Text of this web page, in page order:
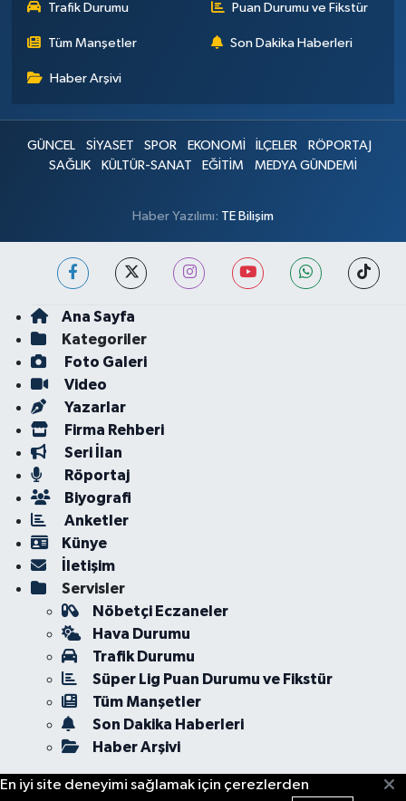
Trafik Durumu Puan Durumu ve Fikstür
Tüm Manşetler Son Dakika Haberleri
Haber Arşivi
GÜNCEL SİYASET SPOR EKONOMİ İLÇELER
RÖPORTAJ
SAĞLIK
KÜLTÜR-SANAT EĞİTİM MEDYA GÜNDEMİ
Haber Yazılımı: TE Bilişim
Ana Sayfa
Kategoriler
Foto Galeri
Video
Yazarlar
Firma Rehberi
Seri İlan
Röportaj
Biyografi
Anketler
Künye
İletişim
Servisler
Nöbetçi Eczaneler
Hava Durumu
Trafik Durumu
Süper Lig Puan Durumu ve Fikstür
Tüm Manşetler
Son Dakika Haberleri
Haber Arşivi
En iyi site deneyimi sağlamak için çerezlerden